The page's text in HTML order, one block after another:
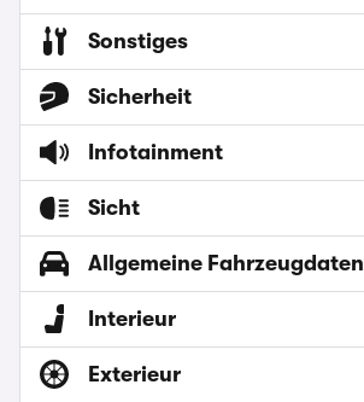
Sonstiges
Sicherheit
Infotainment
Sicht
Allgemeine Fahrzeugdaten
Interieur
Exterieur